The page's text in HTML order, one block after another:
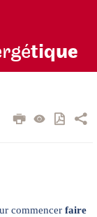
tique
commencer faire